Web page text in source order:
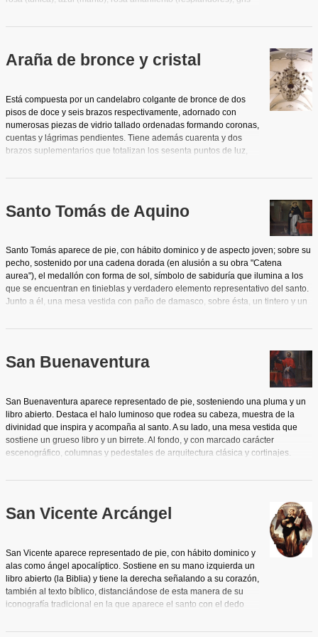
psicológica.
vista iconográfico, nos llevan a asociar esta imagen con una
de la creación para confirmar su concepción inmaculada.
Araña de bronce y cristal
Está compuesta por un candelabro colgante de bronce de dos
pisos de doce y seis brazos respectivamente, adornado con
numerosas piezas de vidrio tallado ordenadas formando coronas,
cuentas y lágrimas pendientes. Tiene además cuarenta y dos
brazos suplementarios que totalizan los sesenta puntos de luz,
Santo Tomás de Aquino
Santo Tomás aparece de pie, con hábito dominico y de aspecto joven; sobre su
pecho, sostenido por una cadena dorada (en alusión a su obra "Catena
aurea"), el medallón con forma de sol, símbolo de sabiduría que ilumina a los
que se encuentran en tinieblas y verdadero elemento representativo del santo.
Junto a él, una mesa vestida con paño de damasco, sobre ésta, un tintero y un
pluma de ave con la que escribirá inspirado por el Espíritu Santo que en forma
al oido del santo. Se observa también en la pintura un sillón y a sus pies mitra y
báculo espiscopales, símbolos de la dignidad episcopal a la que renunció y
elementos representativos, junto al sol, el libro, el tintero y la paloma, de la
San Buenaventura
San Buenaventura aparece representado de pie, sosteniendo una pluma y un
libro abierto. Destaca el halo luminoso que rodea su cabeza, muestra de la
divinidad que inspira y acompaña al santo. A su lado, una mesa vestida que
sostiene un grueso libro y un birrete. Al fondo, y con marcado carácter
escenográfico, columnas y pedestales de arquitectura clásica y cortinajes.
San Vicente Arcángel
San Vicente aparece representado de pie, con hábito dominico y
alas como ángel apocalíptico. Sostiene en su mano izquierda un
libro abierto (la Biblia) y tiene la derecha señalando a su corazón,
también al texto bíblico, distanciándose de esta manera de su
iconografía tradicional en la que aparece el santo con el dedo
donde se recoge la conocida frase: TIMETE DEUM ET DATE ILLI